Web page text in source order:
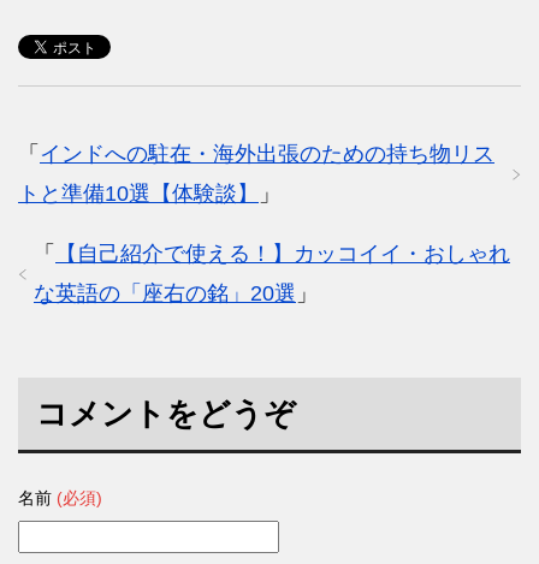
「 インドへの駐在・海外出張のための持ち物リス
トと準備10選【体験談】
」
「
【自己紹介で使える！】カッコイイ・おしゃれ
な英語の「座右の銘」20選 」
コメントをどうぞ
名前 (必須)